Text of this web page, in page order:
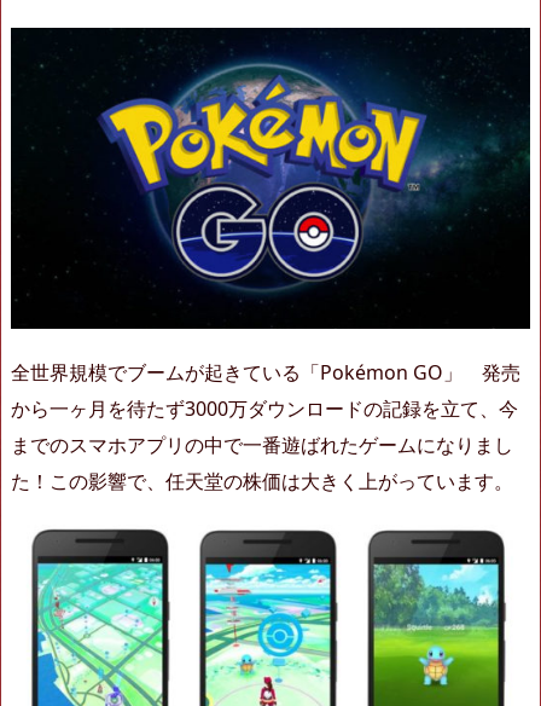
全世界規模でブームが起きている「Pokémon GO」 発売
から一ヶ月を待たず3000万ダウンロードの記録を立て、今
までのスマホアプリの中で一番遊ばれたゲームになりまし
た！この影響で、任天堂の株価は大きく上がっています。